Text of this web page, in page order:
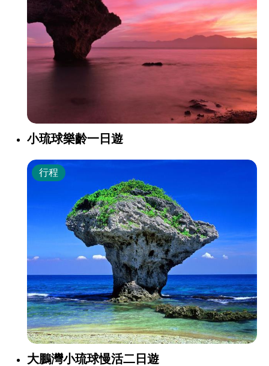
小琉球樂齡一日遊
大鵬灣小琉球慢活二日遊
行程